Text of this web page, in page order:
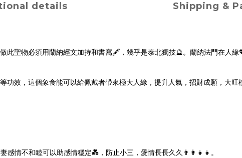
details Shipping &
聖物必須用蘭納經文加持和書寫🖋️，幾乎是泰北獨技🔮。蘭納法門在人緣
效，這個象食能可以給佩戴者帶來極大人緣，提升人氣，招財成願，大旺
情不和睦可以助感情穩定💑，防止小三，愛情長長久久👨‍👩‍👧‍👧。